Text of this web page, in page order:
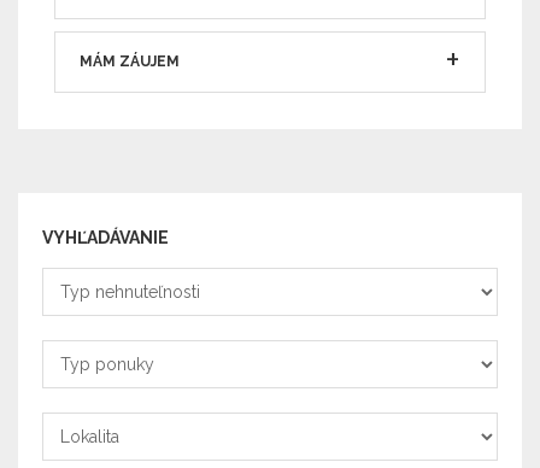
MÁM ZÁUJEM
VYHĽADÁVANIE
Typ
nehnuteľnosti
Typ
ponuky
Lokalita